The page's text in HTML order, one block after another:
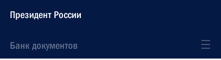
Президент России
Банк документов